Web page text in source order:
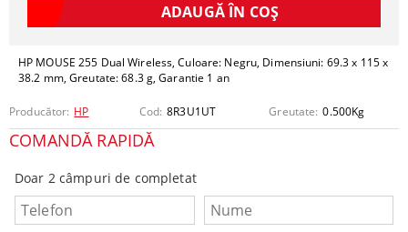
HP MOUSE 255 Dual Wireless, Culoare: Negru, Dimensiuni: 69.3 x 115 x
38.2 mm, Greutate: 68.3 g, Garantie 1 an
Producător: HP Cod: 8R3U1UT Greutate: 0.500Kg
COMANDĂ RAPIDĂ
Doar 2 câmpuri de completat